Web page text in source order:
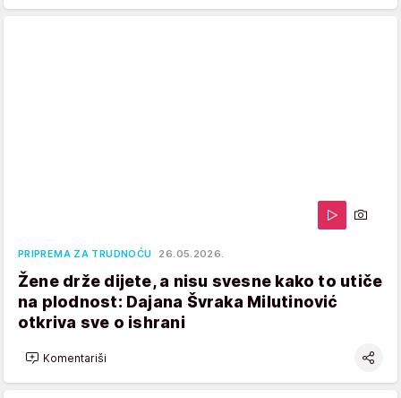
PRIPREMA ZA TRUDNOĆU 26.05.2026.
Žene drže dijete, a nisu svesne kako to utiče
na plodnost: Dajana Švraka Milutinović
otkriva sve o ishrani
Komentariši